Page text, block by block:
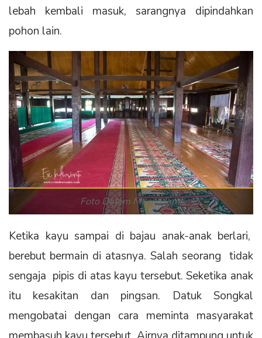
lebah kembali masuk, sarangnya dipindahkan
pohon lain.
Foto Dalam Masjid Jami
Ketika kayu sampai di bajau anak-anak berlari,
berebut bermain di atasnya. Salah seorang tidak
sengaja pipis di atas kayu tersebut. Seketika anak
itu kesakitan dan pingsan. Datuk Songkal
mengobatai dengan cara meminta masyarakat